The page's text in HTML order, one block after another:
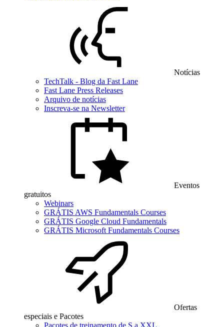
Notícias
TechTalk - Blog da Fast Lane
Fast Lane Press Releases
Arquivo de notícias
Inscreva-se na Newsletter
Eventos
gratuitos
Webinars
GRÁTIS AWS Fundamentals Courses
GRÁTIS Google Cloud Fundamentals
GRÁTIS Microsoft Fundamentals Courses
Ofertas
especiais e Pacotes
Pacotes de treinamento de S a XXL